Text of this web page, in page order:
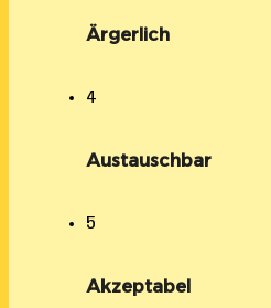
Ärgerlich
4
Austauschbar
5
Akzeptabel